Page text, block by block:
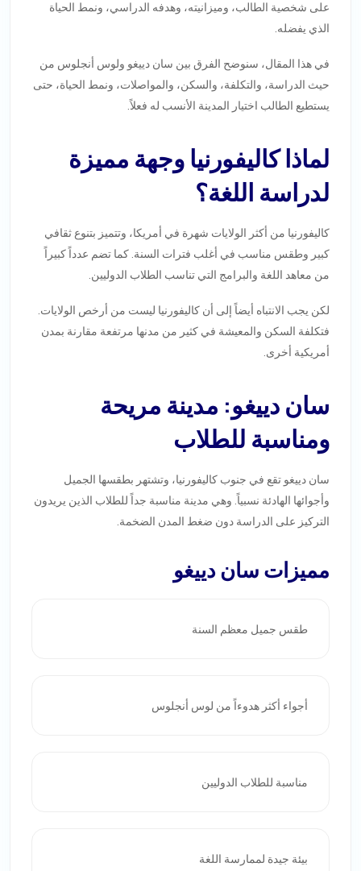
على شخصية الطالب، وميزانيته، وهدفه الدراسي، ونمط الحياة
الذي يفضله.
في هذا المقال، سنوضح الفرق بين سان دييغو ولوس أنجلوس من
حيث الدراسة، والتكلفة، والسكن، والمواصلات، ونمط الحياة، حتى
يستطيع الطالب اختيار المدينة الأنسب له فعلاً.
لماذا كاليفورنيا وجهة مميزة
لدراسة اللغة؟
كاليفورنيا من أكثر الولايات شهرة في أمريكا، وتتميز بتنوع ثقافي
كبير وطقس مناسب في أغلب فترات السنة. كما تضم عدداً كبيراً
من معاهد اللغة والبرامج التي تناسب الطلاب الدوليين.
لكن يجب الانتباه أيضاً إلى أن كاليفورنيا ليست من أرخص الولايات.
فتكلفة السكن والمعيشة في كثير من مدنها مرتفعة مقارنة بمدن
أمريكية أخرى.
سان دييغو: مدينة مريحة
ومناسبة للطلاب
سان دييغو تقع في جنوب كاليفورنيا، وتشتهر بطقسها الجميل
وأجوائها الهادئة نسبياً. وهي مدينة مناسبة جداً للطلاب الذين يريدون
التركيز على الدراسة دون ضغط المدن الضخمة.
مميزات سان دييغو
طقس جميل معظم السنة
أجواء أكثر هدوءاً من لوس أنجلوس
مناسبة للطلاب الدوليين
بيئة جيدة لممارسة اللغة